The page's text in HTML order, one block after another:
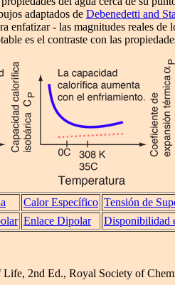
adaptados de Debenedetti and
enfatizar - las magnitudes reales de
es el contraste con las
Calor Específico Tensión de
Enlace Dipolar Disponibilidad
2nd Ed., Royal Society of